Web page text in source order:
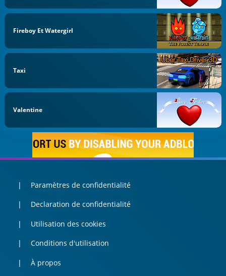
Fireboy Et Watergirl
Taxi
Valentine
Paramètres de confidentialité
Declaration de confidentialité
Utilisation des cookies
Conditions d'utilisation
À propos